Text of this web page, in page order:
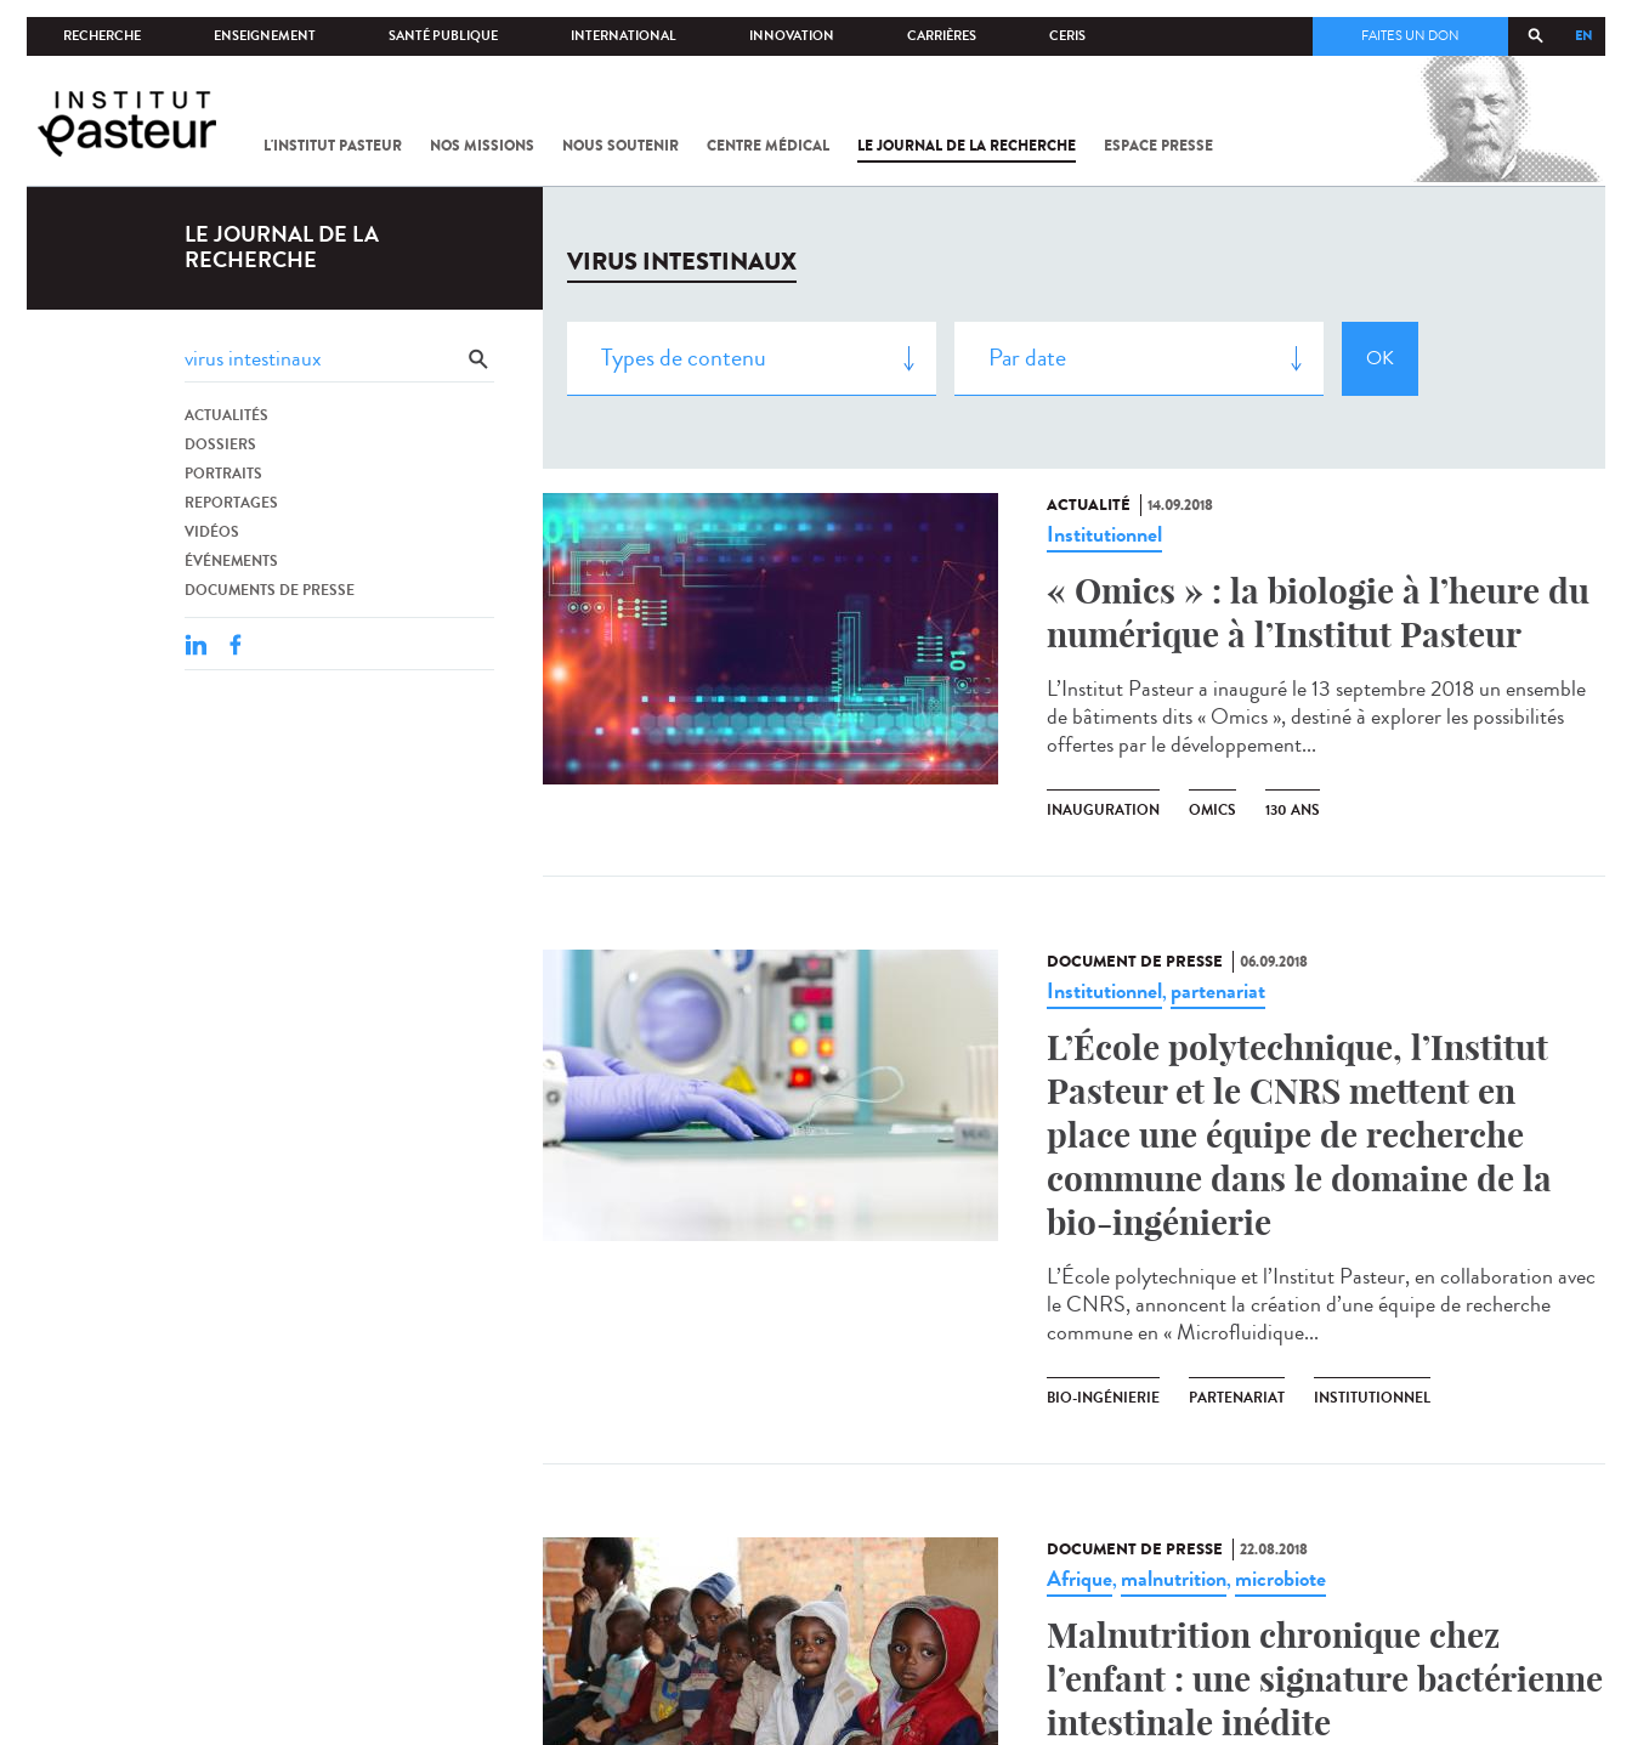
RECHERCHE ENSEIGNEMENT SANTÉ PUBLIQUE INTERNATIONAL INNOVATION CARRIÈRES CERIS EN
FAITES UN DON
L'INSTITUT PASTEUR NOS MISSIONS NOUS SOUTENIR CENTRE MÉDICAL LE JOURNAL DE LA RECHERCHE ESPACE PRESSE
COV-2 /
LE JOURNAL DE LA
RECHERCHE
ACTUALITÉS
DOSSIERS
PORTRAITS
REPORTAGES
VIDÉOS
ÉVÉNEMENTS
DOCUMENTS DE PRESSE
VIRUS INTESTINAUX
ACTUALITÉ 14.09.2018
Institutionnel
« Omics » : la biologie à l’heure du
numérique à l’Institut Pasteur
L’Institut Pasteur a inauguré le 13 septembre 2018 un ensemble
de bâtiments dits « Omics », destiné à explorer les possibilités
offertes par le développement...
INAUGURATION OMICS 130 ANS
DOCUMENT DE PRESSE 06.09.2018
Institutionnel, partenariat
L’École polytechnique, l’Institut
Pasteur et le CNRS mettent en
place une équipe de recherche
commune dans le domaine de la
bio-ingénierie
L’École polytechnique et l’Institut Pasteur, en collaboration avec
le CNRS, annoncent la création d’une équipe de recherche
commune en « Microfluidique...
BIO-INGÉNIERIE PARTENARIAT INSTITUTIONNEL
DOCUMENT DE PRESSE 22.08.2018
Afrique, malnutrition, microbiote
Malnutrition chronique chez
l’enfant : une signature bactérienne
intestinale inédite